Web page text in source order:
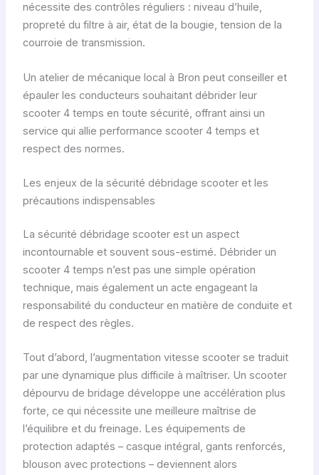
nécessite des contrôles réguliers : niveau d’huile,
propreté du filtre à air, état de la bougie, tension de la
courroie de transmission.
Un atelier de mécanique local à Bron peut conseiller et
épauler les conducteurs souhaitant débrider leur
scooter 4 temps en toute sécurité, offrant ainsi un
service qui allie performance scooter 4 temps et
respect des normes.
Les enjeux de la sécurité débridage scooter et les
précautions indispensables
La sécurité débridage scooter est un aspect
incontournable et souvent sous-estimé. Débrider un
scooter 4 temps n’est pas une simple opération
technique, mais également un acte engageant la
responsabilité du conducteur en matière de conduite et
de respect des règles.
Tout d’abord, l’augmentation vitesse scooter se traduit
par une dynamique plus difficile à maîtriser. Un scooter
dépourvu de bridage développe une accélération plus
forte, ce qui nécessite une meilleure maîtrise de
l’équilibre et du freinage. Les équipements de
protection adaptés – casque intégral, gants renforcés,
blouson avec protections – deviennent alors